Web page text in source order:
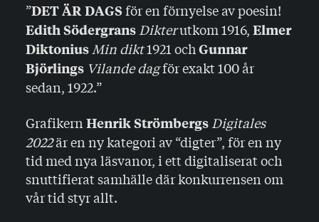
”DET ÄR DAGS för en förnyelse av poesin!
Edith SödergransDikterutkom 1916, Elmer
DiktoniusMin dikt1921 ochGunnar
Björlings Vilande dagför exakt 100 år
sedan, 1922.”
Grafikern Henrik Strömbergs Digitales
2022är en ny kategori av “digter”, för en ny
tid med nya läsvanor, i ett digitaliserat och
snuttifierat samhälle där konkurrensen om
vår tid styr allt.